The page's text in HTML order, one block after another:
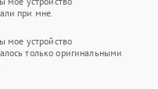
при мне.
мое устройство
только оригинальными